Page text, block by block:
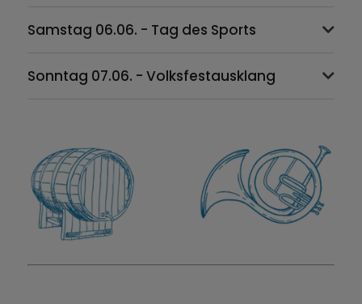
Samstag 06.06. - Tag des Sports
Sonntag 07.06. - Volksfestausklang